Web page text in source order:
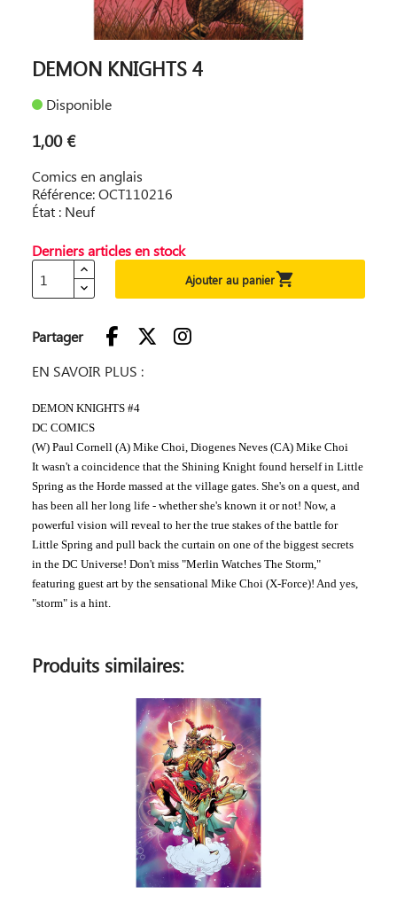
DEMON KNIGHTS 4
Disponible
1,00 €
Comics en anglais
Référence: OCT110216
État : Neuf
Derniers articles en stock
Ajouter au panier
Partager
EN SAVOIR PLUS :
DEMON KNIGHTS #4
DC COMICS
(W) Paul Cornell (A) Mike Choi, Diogenes Neves (CA) Mike Choi
It wasn't a coincidence that the Shining Knight found herself in Little
Spring as the Horde massed at the village gates. She's on a quest, and
has been all her long life - whether she's known it or not! Now, a
powerful vision will reveal to her the true stakes of the battle for
Little Spring and pull back the curtain on one of the biggest secrets
in the DC Universe! Don't miss "Merlin Watches The Storm,"
featuring guest art by the sensational Mike Choi (X-Force)! And yes,
"storm" is a hint.
Produits similaires: